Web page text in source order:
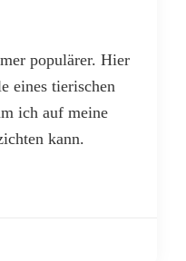
populärer. Hier
eines tierischen
ich auf meine
kann.